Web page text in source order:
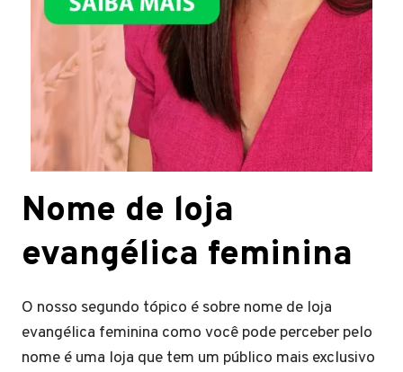
Nome de loja
evangélica feminina
O nosso segundo tópico é sobre nome de loja
evangélica feminina como você pode perceber pelo
nome é uma loja que tem um público mais exclusivo